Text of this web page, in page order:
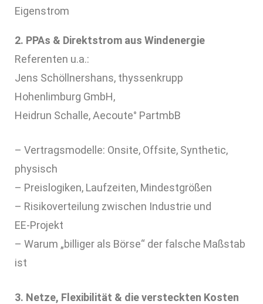
Eigenstrom
2. PPAs & Direktstrom aus Windenergie
Referenten u.a.:
Jens Schöllnershans, thyssenkrupp
Hohenlimburg GmbH,
Heidrun Schalle, Aecoute° PartmbB
– Vertragsmodelle: Onsite, Offsite, Synthetic,
physisch
– Preislogiken, Laufzeiten, Mindestgrößen
– Risikoverteilung zwischen Industrie und
EE‑Projekt
– Warum „billiger als Börse“ der falsche Maßstab
ist
3. Netze, Flexibilität & die versteckten Kosten